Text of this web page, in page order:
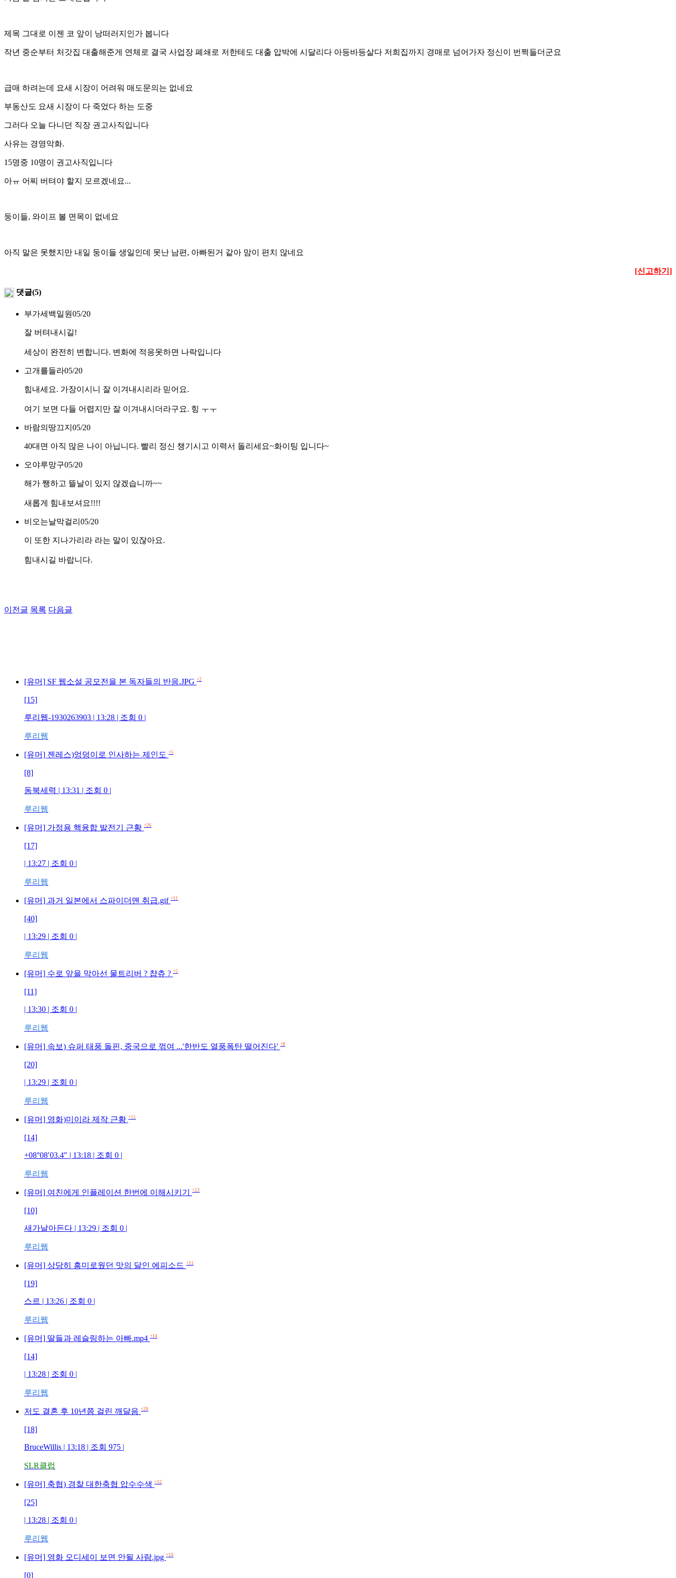
제목 그대로 이젠 코 앞이 낭떠러지인가 봅니다
작년 중순부터 처갓집 대출해준게 연체로 결국 사업장 폐쇄로 저한테도 대출 압박에 시달리다 아등바등살다 저희집까지 경매로 넘어가자 정신이 번쩍들더군요
급매 하려는데 요새 시장이 어려워 매도문의는 없네요
부동산도 요새 시장이 다 죽었다 하는 도중
그러다 오늘 다니던 직장 권고사직입니다
사유는 경영악화.
15명중 10명이 권고사직입니다
아ㅠ 어찌 버텨야 할지 모르겠네요...
둥이들, 와이프 볼 면목이 없네요
아직 말은 못했지만 내일 둥이들 생일인데 못난 남편, 아빠된거 같아 맘이 편치 않네요
[신고하기]
댓글(5)
부가세백일원05/20
잘 버텨내시길!
세상이 완전히 변합니다. 변화에 적응못하면 나락입니다
고개를들라05/20
힘내세요. 가장이시니 잘 이겨내시리라 믿어요.
여기 보면 다들 어렵지만 잘 이겨내시더라구요. 힝 ㅜㅜ
바람의땅끄지 05/20
40대면 아직 많은 나이 아닙니다. 빨리 정신 챙기시고 이력서 돌리세요~화이팅 입니다~
오야루망구05/20
해가 쨍하고 뜰날이 있지 않겠습니까~~
새롭게 힘내보셔요!!!!
비오는날막걸리 05/20
이 또한 지나가리라 라는 말이 있잖아요.
힘내시길 바랍니다.
이전글 목록 다음글
[유머] SF 웹소설 공모전을 본 독자들의 반응.JPG +2
[15]
루리웹-1930263903 | 13:28 | 조회 0 |
루리웹
[유머] 젠레스)엉덩이로 인사하는 제인도 +5
[8]
동북세력 | 13:31 | 조회 0 |
루리웹
[유머] 가정용 핵융합 발전기 근황 +26
[17]
| 13:27 | 조회 0 |
루리웹
[유머] 과거 일본에서 스파이더맨 취급.gif +11
[40]
| 13:29 | 조회 0 |
루리웹
[유머] 수로 앞을 막아선 물트리버 ? 챱츄 ? +5
[11]
| 13:30 | 조회 0 |
루리웹
[유머] 속보) 슈퍼 태풍 돌핀, 중국으로 꺾여 ...'한반도 열풍폭탄 떨어진다' +8
[20]
| 13:29 | 조회 0 |
루리웹
[유머] 영화)미이라 제작 근황 +15
[14]
+08°08′03.4″ | 13:18 | 조회 0 |
루리웹
[유머] 여친에게 인플레이션 한번에 이해시키기 +13
[10]
새가날아든다 | 13:29 | 조회 0 |
루리웹
[유머] 상당히 흥미로웠던 맛의 달인 에피소드 +11
[19]
스르 | 13:26 | 조회 0 |
루리웹
[유머] 딸들과 레슬링하는 아빠.mp4 +14
[14]
| 13:28 | 조회 0 |
루리웹
저도 결혼 후 10년쯤 걸린 깨달음 +28
[18]
BruceWillis | 13:18 | 조회 975 |
SLR클럽
[유머] 축협) 경찰 대한축협 압수수색 +12
[25]
| 13:28 | 조회 0 |
루리웹
[유머] 영화 오디세이 보면 안될 사람.jpg +10
[0]